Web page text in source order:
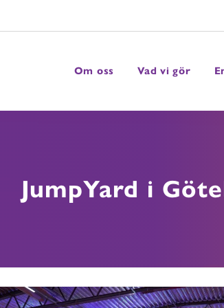
Om oss
Visa undermenyVad vi gör
Visa undermeny
JumpYard i